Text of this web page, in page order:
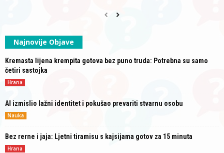
Najnovije Objave
Kremasta lijena krempita gotova bez puno truda: Potrebna su samo
četiri sastojka
Hrana
AI izmislio lažni identitet i pokušao prevariti stvarnu osobu
Nauka
Bez rerne i jaja: Ljetni tiramisu s kajsijama gotov za 15 minuta
Hrana